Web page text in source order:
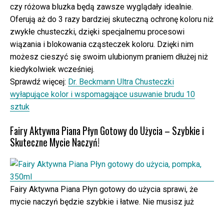
czy różowa bluzka będą zawsze wyglądały idealnie.
Oferują aż do 3 razy bardziej skuteczną ochronę koloru niż
zwykłe chusteczki, dzięki specjalnemu procesowi
wiązania i blokowania cząsteczek koloru. Dzięki nim
możesz cieszyć się swoim ulubionym praniem dłużej niż
kiedykolwiek wcześniej.
Sprawdź więcej: Dr. Beckmann Ultra Chusteczki
wyłapujące kolor i wspomagające usuwanie brudu 10
sztuk
Fairy Aktywna Piana Płyn Gotowy do Użycia – Szybkie i
Skuteczne Mycie Naczyń!
Fairy Aktywna Piana Płyn gotowy do użycia sprawi, że
mycie naczyń będzie szybkie i łatwe. Nie musisz już